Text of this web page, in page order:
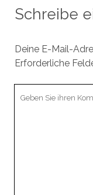
Schreibe
Deine E-Mail-
Erforderliche